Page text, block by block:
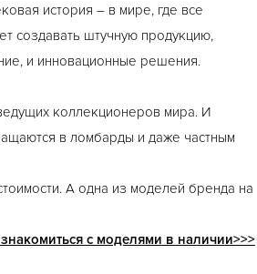
история – в мире, где все
создавать штучную продукцию,
и инновационные решения.
коллекционеров мира. И
в ломбарды и даже частным
А одна из моделей бренда на
с моделями в наличии>>>